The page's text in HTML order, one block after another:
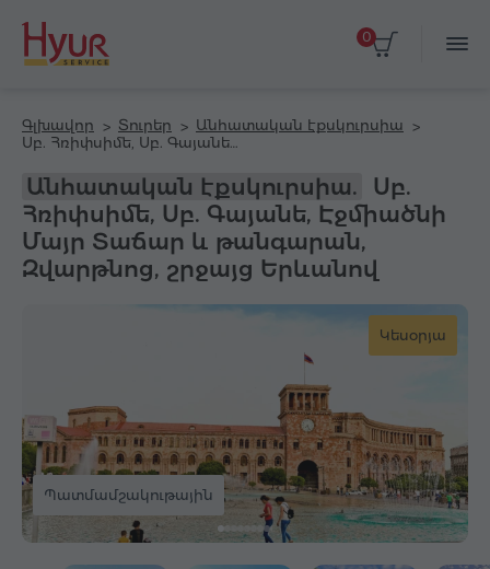
0
Գլխավոր Տուրեր
Անհատական էքսկուրսիա
Անհատական էքսկուրսիա.
Սբ.
Հռիփսիմե, Սբ. Գայանե, Էջմիածնի
Մայր Տաճար և թանգարան,
Զվարթնոց, շրջայց Երևանով
Կեսօրյա
Պատմամշակութային